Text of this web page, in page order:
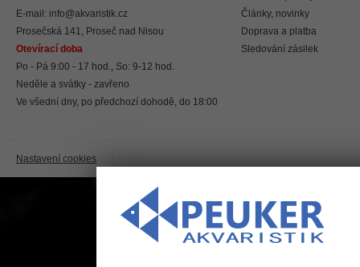
E-mail: info@akvaristik.cz
Prosečská 141, Proseč nad Nisou
Otevírací doba
Po - Pá 9:00 - 17 hod., So: 9-12 hod.
Neděle a svátky - zavřeno
Ve všední dny, po předchozí dohodě, do 18:00
Články, novinky
Doprava a platba
Sledování zásilek
Nastavení cookies